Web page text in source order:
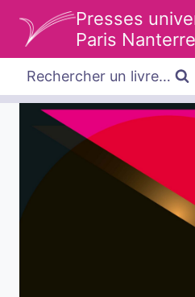
Presses
Paris Nanterre
Rechercher un livre…